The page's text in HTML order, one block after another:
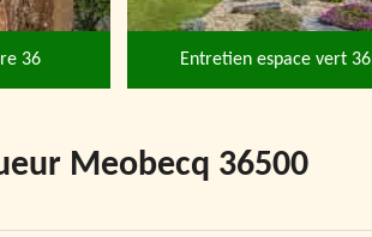
36 Entretien espace vert 36
Meobecq 36500